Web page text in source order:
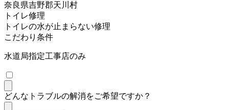
奈良県吉野郡天川村
トイレ修理
トイレの水が止まらない修理
こだわり条件
水道局指定工事店のみ
どんなトラブルの解消をご希望ですか？